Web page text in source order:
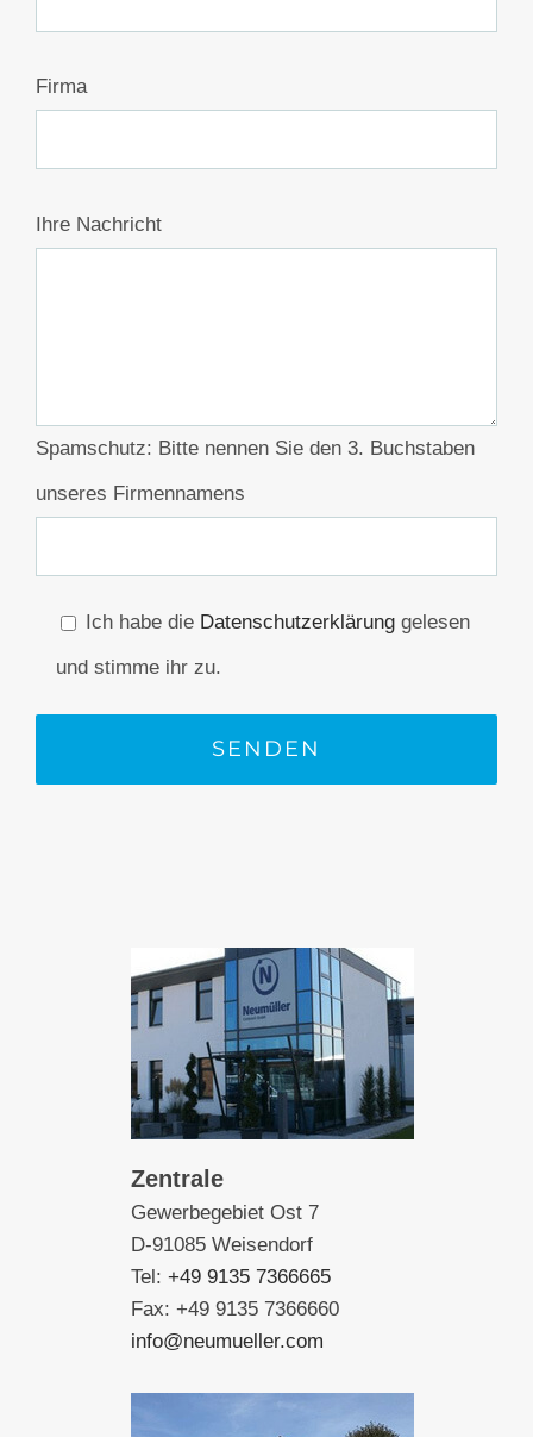
Firma
Ihre Nachricht
Spamschutz: Bitte nennen Sie den 3. Buchstaben
unseres Firmennamens
Ich habe die Datenschutzerklärung gelesen
und stimme ihr zu.
Zentrale
Gewerbegebiet Ost 7
D-91085 Weisendorf
Tel: +49 9135 7366665
Fax: +49 9135 7366660
info@neumueller.com